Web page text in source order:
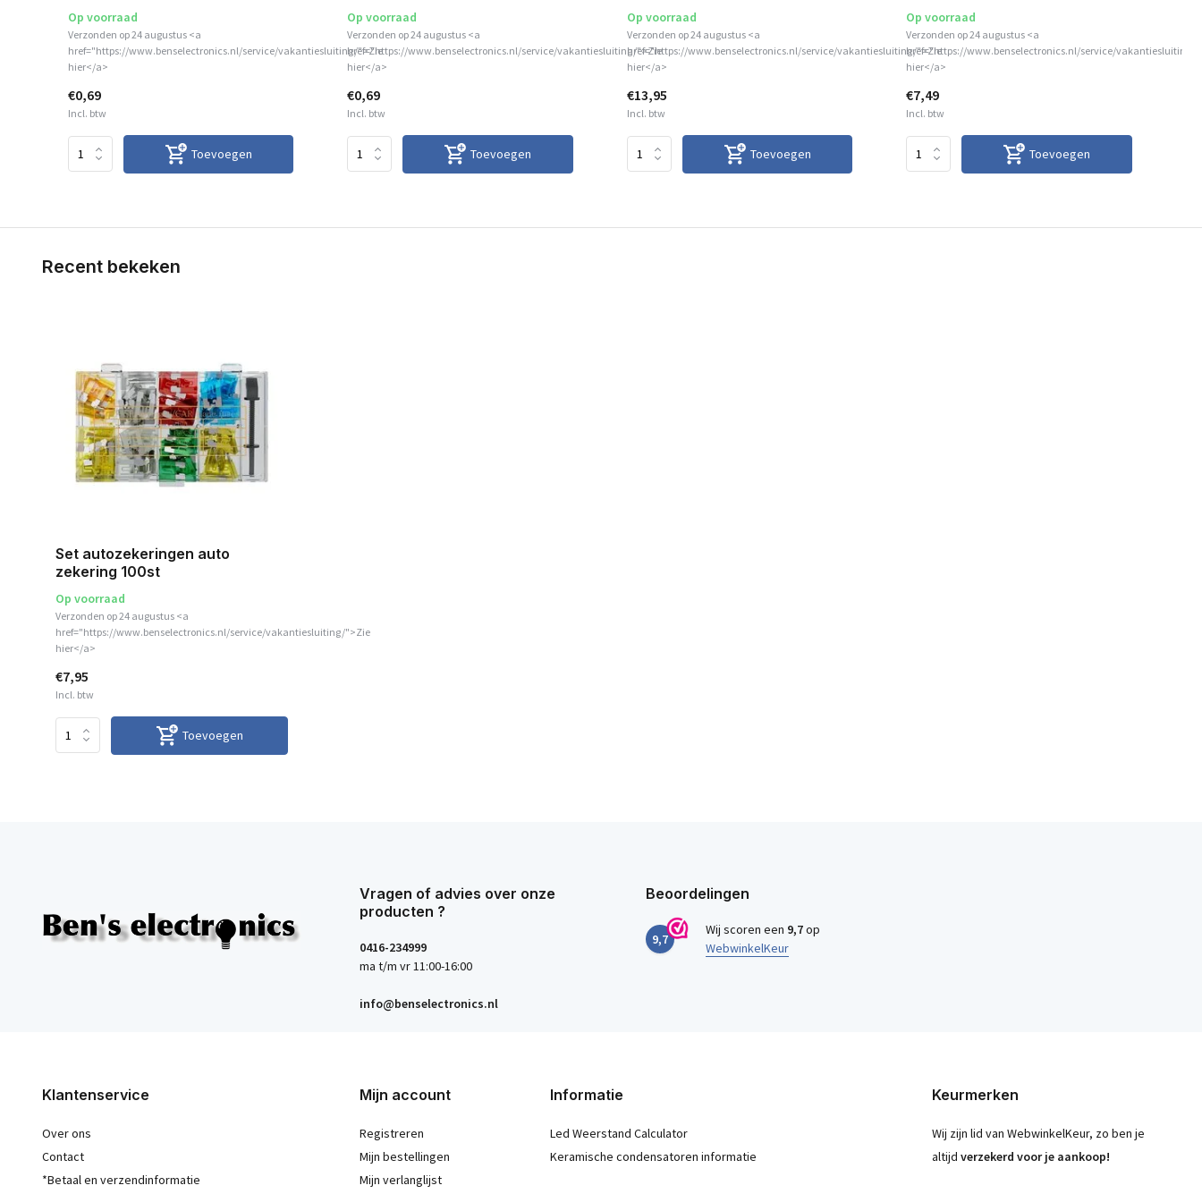
Op voorraad
Verzonden op 24 augustus <a
href="https://www.benselectronics.nl/service/vakantiesluiting/">Zie
hier</a>
€0,69
Incl. btw
Toevoegen
Op voorraad
Verzonden op 24 augustus <a
href="https://www.benselectronics.nl/service/vakantiesluiting/">Zie
hier</a>
€0,69
Incl. btw
Toevoegen
Op voorraad
Verzonden op 24 augustus <a
href="https://www.benselectronics.nl/service/vakantiesluiting/">Zie
hier</a>
€13,95
Incl. btw
Toevoegen
Op voorraad
Verzonden op 24 augustus <a
href="https://www.benselectronics.nl/service/vakantiesluiting/
hier</a>
€7,49
Incl. btw
Toevoegen
Recent bekeken
Set autozekeringen auto
zekering 100st
Op voorraad
Verzonden op 24 augustus <a
href="https://www.benselectronics.nl/service/vakantiesluiting/">Zie
hier</a>
€7,95
Incl. btw
Toevoegen
Vragen of advies over onze
producten ?
0416-234999
ma t/m vr 11:00-16:00
info@benselectronics.nl
Beoordelingen
9,7
Wij scoren een 9,7op
WebwinkelKeur
Klantenservice
Over ons
Contact
*Betaal en verzendinformatie
Mijn account
Registreren
Mijn bestellingen
Mijn verlanglijst
Informatie
Led Weerstand Calculator
Keramische condensatoren informatie
Keurmerken
Wij zijn lid van WebwinkelKeur, zo ben je
altijd verzekerd voor je aankoop!